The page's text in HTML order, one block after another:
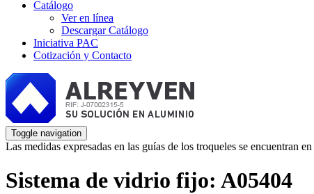
Catálogo
Ver en línea
Descargar Catálogo
Iniciativa PAC
Cotización y Contacto
Toggle navigation
Las medidas expresadas en las guías de los troqueles se encuentran en
Sistema de vidrio fijo: A05404